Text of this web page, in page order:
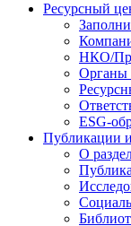
Ресурсный
НКО/
Органы
ESG-
Публикации
О